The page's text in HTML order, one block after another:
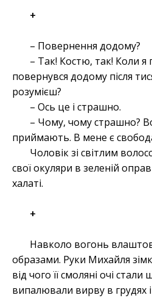
+
– Повернення додому?
– Так! Костю, так! Коли я
повернувся додому після
розумієш?
– Ось це і страшно.
– Чому, чому страшно?
приймають. В мене є
Чоловік зі світлим
свої окуляри в зеленій
халаті.
+
Навколо вогонь
образами. Руки Михайля
від чого її смоляні очі
випалювали вирву в грудях